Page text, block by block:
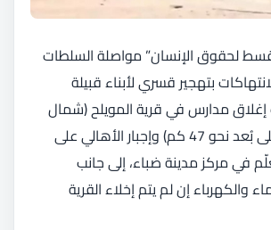
لحقوق الإنسان” مواصلة السلطات
بتهجير قسري لأبناء قبيلة
مدارس في قرية المويلح (شمال
محافظة ضباء، على بُعد نحو 47 كم) وإجبار الأهالي على
في مركز مدينة ضباء، إلى جانب
والكهرباء إن لم يتم إخلاء القرية